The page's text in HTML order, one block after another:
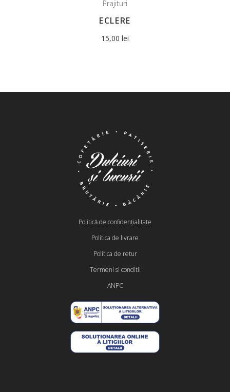
Prajituri
ECLERE
15,00 lei
Politică de confidențialitate
Politica de livrare
Politica de retur
Termeni si conditii
ANPC